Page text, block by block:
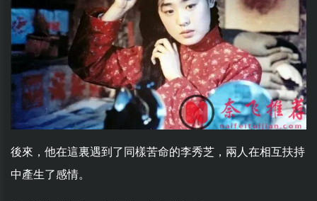
後來，他在這裏遇到了同樣苦命的李秀芝，兩人在相互扶持
中產生了感情。